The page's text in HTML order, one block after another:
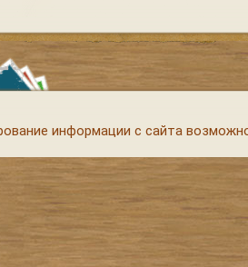
информации с сайта